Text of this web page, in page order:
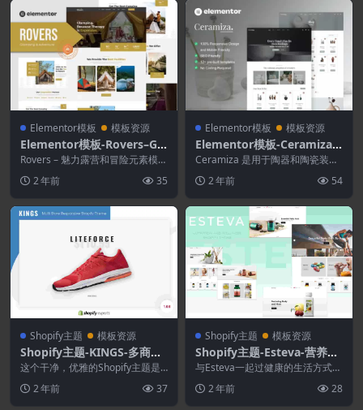
Elementor模板 模板资源
Elementor模板-Rovers–Gla
mour Camping & Adventu
re Elementor模板套件
Rovers – 魅力露营和冒险元素模板
2 年前 35
Elementor模板 模板资源
Elementor模板-Ceramiza–
陶器和陶瓷商店Elementor
模板套件
Ceramiza 是用于陶器和陶瓷装饰
模...2 年前 54
Shopify主题 模板资源
Shopify主题-KINGS-多商店
响应式Shopify主题
这个干净，优雅的Shopify主题是
计的。对于时尚...
2 年前 37
Shopify主题 模板资源
Shopify主题-Esteva-营养和
健康Shopify主题
与Esteva一起过健康的生活方式！
为...2 年前 28